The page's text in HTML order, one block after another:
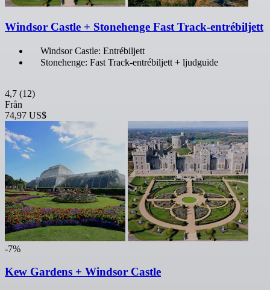
Windsor Castle + Stonehenge Fast Track-entrébiljett
Windsor Castle: Entrébiljett
Stonehenge: Fast Track-entrébiljett + ljudguide
4,7 (12)
Från
74,97 US$
-7%
Kew Gardens + Windsor Castle